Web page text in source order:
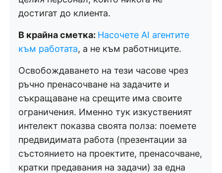
достигат до клиента.
В крайна сметка: Насочете AI агентите
към работата, а не към работниците.
Освобождаването на тези часове чрез
ръчно пренасочване на задачите и
съкращаване на срещите има своите
ограничения. Именно тук изкуственият
интелект показва своята полза: поемете
предвидимата работа (презентации за
състоянието на проектите, пренасочване,
кратки предавания на задачи) за една